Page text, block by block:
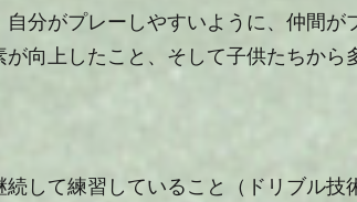
分がプレーしやすいように、仲間
向上したこと、そして子供たちから
して練習していること（ドリブル